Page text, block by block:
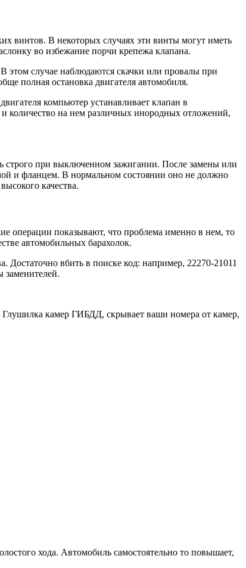
винтов. В некоторых случаях эти винты могут иметь
во избежание порчи крепежа клапана.
этом случае наблюдаются скачки или провалы при
полная остановка двигателя автомобиля.
компьютер устанавливает клапан в
и количество на нем различных инородных отложений,
строго при выключенном зажигании. После замены или
и фланцем. В нормальном состоянии оно не должно
качества.
операции показывают, что проблема именно в нем, то
автомобильных барахолок.
Достаточно вбить в поиске код: например, 22270-21011
заменителей.
Глушилка камер ГИБДД, скрывает ваши номера от камер,
хода. Автомобиль самостоятельно то повышает,